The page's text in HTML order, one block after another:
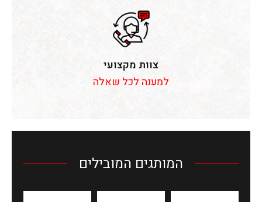
צוות מקצועי
למענה לכל שאלה
המותגים המובילים